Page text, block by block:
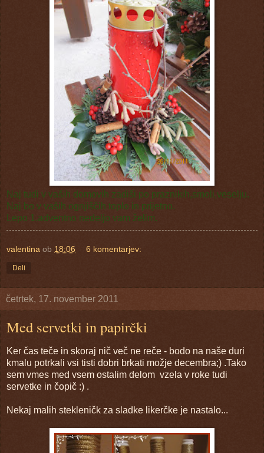
Naj tudi v vaših domovih zadiši po praznikih,smoli,veselju.
Naj bo v vaših ognjiščih toplo in prijetno.
Lepo 1.adventno nedeljo vam želim.
valentina ob 18:06 6 komentarjev:
Deli
četrtek, 17. november 2011
Med servetki in papirčki
Ker čas teče in skoraj nič več ne reče - bodo na naše duri
kmalu potrkali vsi tisti dobri brkati možje decembra;) .Tako
sem vmes med vsem ostalim delom vzela v roke tudi
servetke in čopič :) .
Nekaj malih stekleničk za sladke likerčke je nastalo...